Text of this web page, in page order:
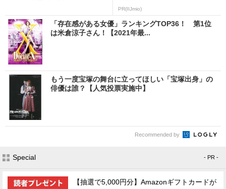
PR(IIJmio)
「存在感がある女優」ランキングTOP36！ 第1位
は米倉涼子さん！【2021年最...
もう一度宝塚の舞台に立ってほしい「宝塚出身」の
俳優は誰？【人気投票実施中】
Recommended by
Special - PR -
【抽選で5,000円分】Amazonギフトカードが